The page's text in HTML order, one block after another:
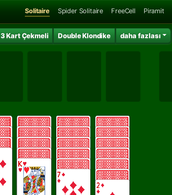
Solitaire Spider Solitaire FreeCell Piramit
3 Kart Çekmeli Double Klondike daha fazlası